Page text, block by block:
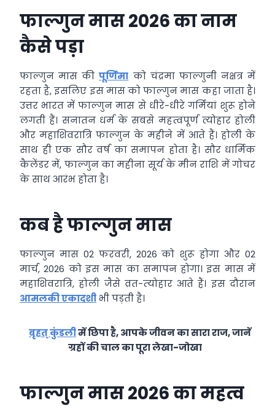
फाल्‍गुन मास 2026 का नाम
कैसे पड़ा
फाल्गुन मास कीपूर्णिमा को चंद्रमा फाल्गुनी नक्षत्र में
रहता है, इसलिए इस मास को फाल्गुन मास कहा जाता है।
उत्तर भारत में फाल्गुन मास से धीरे-धीरे गर्मियां शुरू होने
लगती हैं। सनातन धर्म के सबसे महत्वपूर्ण त्योहार होली
और महाशिवरात्रि फाल्गुन के महीने में आते हैं। होली के
साथ ही एक सौर वर्ष का समापन होता है। सौर धार्मिक
कैलेंडर में, फाल्गुन का महीना सूर्य के मीन राशि में गोचर
के साथ आरंभ होता है।
कब है फाल्‍गुन मास
फाल्‍गुन मास 02 फरवरी, 2026 को शुरू होगा और 02
मार्च, 2026 को इस मास का समापन होगा। इस मास में
महाशिवरात्रि, होली जैसे व्रत-त्‍योहार आ‍ते हैं। इस दौरान
आमलकी एकादशीभी पड़ती है।
बृहत् कुंडलीमें छिपा है, आपके जीवन का सारा राज, जानें
ग्रहों की चाल का पूरा लेखा-जोखा
फाल्गुन मास 2026 का महत्व